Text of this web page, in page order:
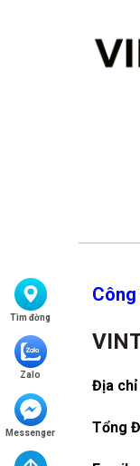
Địa chỉ
Tổng
Tìm đờng
Zalo
Messenger